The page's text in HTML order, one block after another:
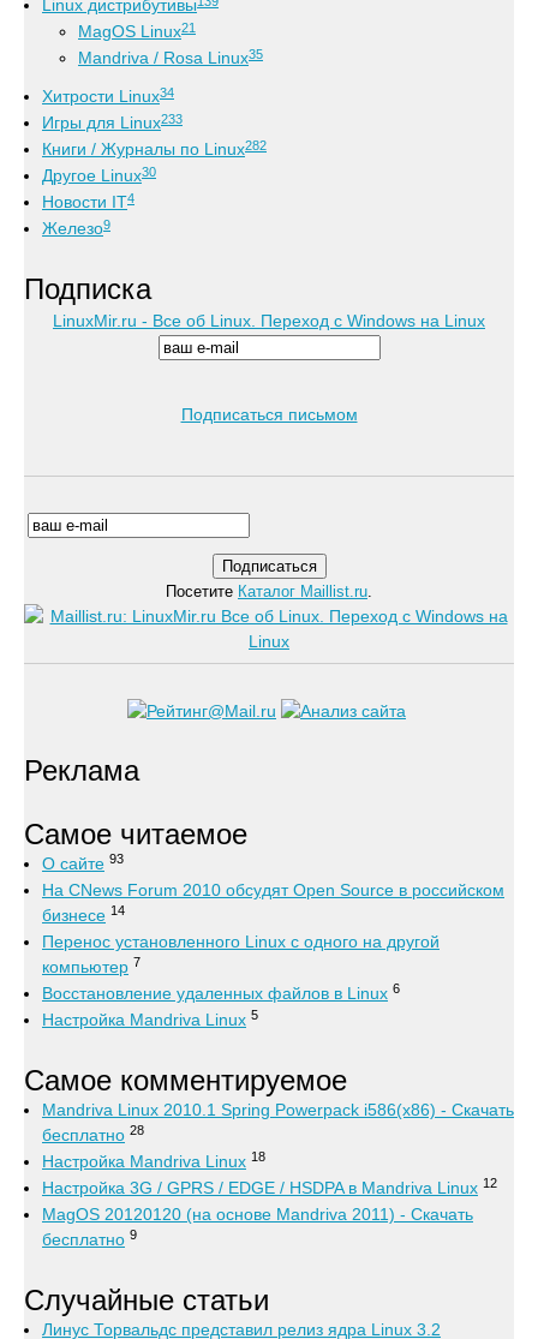
Linux дистрибутивы
MagOS Linux21
Mandriva / Rosa Linux35
Хитрости Linux34
Игры для Linux233
Книги / Журналы по Linux282
Другое Linux30
Новости IT4
Железо9
Подписка
LinuxMir.ru - Все об Linux. Переход с Windows на Linux
Подписаться письмом
Посетите Каталог Maillist.ru.
Реклама
Самое читаемое
О сайте 93
На CNews Forum 2010 обсудят Open Source в российском
бизнесе 14
Перенос установленного Linux с одного на другой
компьютер 7
Восстановление удаленных файлов в Linux 6
Настройка Mandriva Linux 5
Самое комментируемое
Mandriva Linux 2010.1 Spring Powerpack i586(x86) - Скачать
бесплатно 28
Настройка Mandriva Linux 18
Настройка 3G / GPRS / EDGE / HSDPA в Mandriva Linux 12
MagOS 20120120 (на основе Mandriva 2011) - Скачать
бесплатно 9
Случайные статьи
Линус Торвальдс представил релиз ядра Linux 3.2